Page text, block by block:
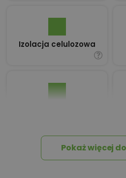
Izolacja celulozowa
Pokaż więcej